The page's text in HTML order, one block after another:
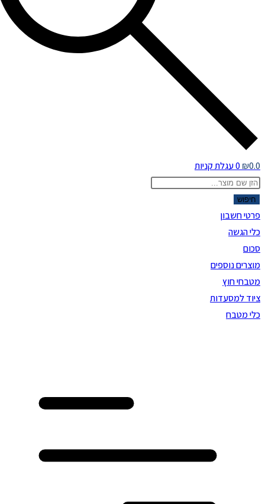
₪0.0
0 עגלת קניות
Products
search
חיפוש
פרטי חשבון
כלי הגשה
סכום
מוצרים נוספים
מטבחי חוץ
ציוד למסעדות
כלי מטבח